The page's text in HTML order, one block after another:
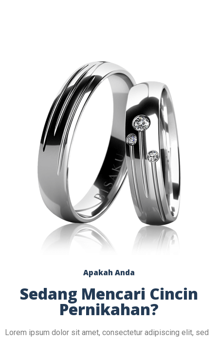
Apakah Anda
Sedang Mencari Cincin
Pernikahan?
Lorem ipsum dolor sit amet, consectetur adipiscing elit, sed